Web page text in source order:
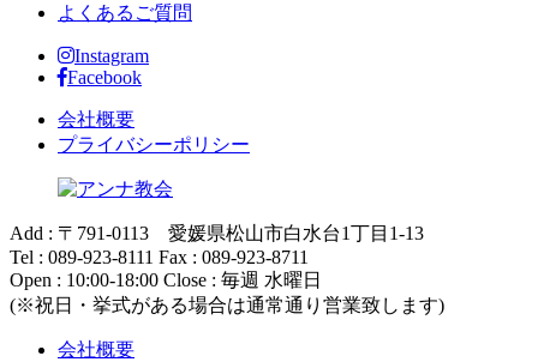
よくあるご質問
Instagram
Facebook
会社概要
プライバシーポリシー
Add : 〒791-0113 愛媛県松山市白水台1丁目1-13
Tel : 089-923-8111 Fax : 089-923-8711
Open : 10:00-18:00 Close : 毎週 水曜日
(※祝日・挙式がある場合は通常通り営業致します)
会社概要